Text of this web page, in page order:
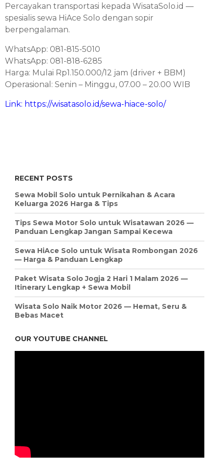
RECENT POSTS
Sewa Mobil Solo untuk Pernikahan & Acara
Keluarga 2026 Harga & Tips
Tips Sewa Motor Solo untuk Wisatawan 2026 —
Panduan Lengkap Jangan Sampai Kecewa
Sewa HiAce Solo untuk Wisata Rombongan 2026
— Harga & Panduan Lengkap
Paket Wisata Solo Jogja 2 Hari 1 Malam 2026 —
Itinerary Lengkap + Sewa Mobil
Wisata Solo Naik Motor 2026 — Hemat, Seru &
Bebas Macet
Percayakan transportasi kepada WisataSolo.id —
spesialis sewa HiAce Solo dengan sopir
berpengalaman.
WhatsApp: 081-815-5010
WhatsApp: 081-818-6285
Harga: Mulai Rp1.150.000/12 jam (driver + BBM)
Operasional: Senin – Minggu, 07.00 – 20.00 WIB
Link: https://wisatasolo.id/sewa-hiace-solo/
OUR YOUTUBE CHANNEL